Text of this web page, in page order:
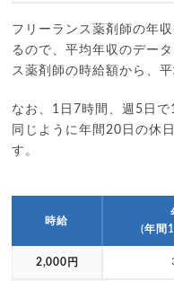
フリーランス薬剤師の年
るので、平均年収のデー
ス薬剤師の時給額から、
なお、1日7時間、週5日
同じように年間20日の休
す。
時給
(年間
2,000円